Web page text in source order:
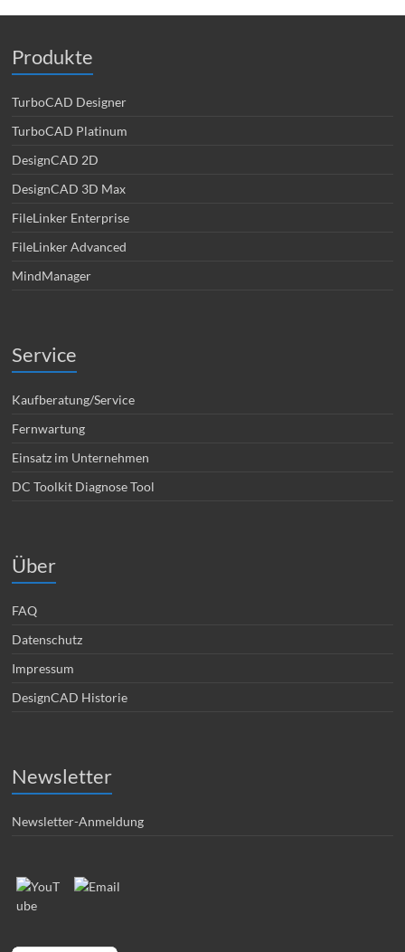
Produkte
TurboCAD Designer
TurboCAD Platinum
DesignCAD 2D
DesignCAD 3D Max
FileLinker Enterprise
FileLinker Advanced
MindManager
Service
Kaufberatung/Service
Fernwartung
Einsatz im Unternehmen
DC Toolkit Diagnose Tool
Über
FAQ
Datenschutz
Impressum
DesignCAD Historie
Newsletter
Newsletter-Anmeldung